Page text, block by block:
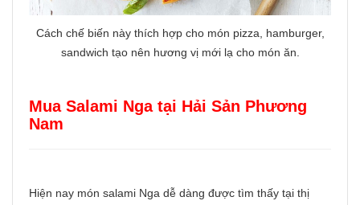
Cách chế biến này thích hợp cho món pizza, hamburger,
sandwich tạo nên hương vị mới lạ cho món ăn.
Mua Salami Nga tại Hải Sản Phương
Nam
Hiện nay món salami Nga dễ dàng được tìm thấy tại thị